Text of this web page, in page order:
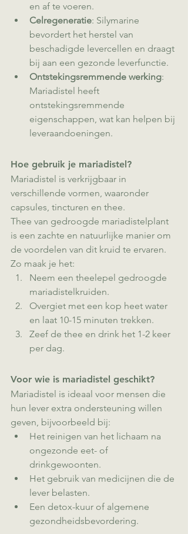
en af te voeren.
Celregeneratie: Silymarine
bevordert het herstel van
beschadigde levercellen en draagt
bij aan een gezonde leverfunctie.
Ontstekingsremmende werking:
Mariadistel heeft
ontstekingsremmende
eigenschappen, wat kan helpen bij
leveraandoeningen.
Hoe gebruik je mariadistel?
Mariadistel is verkrijgbaar in
verschillende vormen, waaronder
capsules, tincturen en thee.
Thee van gedroogde mariadistelplant
is een zachte en natuurlijke manier om
de voordelen van dit kruid te ervaren.
Zo maak je het:
Neem een theelepel gedroogde
mariadistelkruiden.
Overgiet met een kop heet water
en laat 10-15 minuten trekken.
Zeef de thee en drink het 1-2 keer
per dag.
Voor wie is mariadistel geschikt?
Mariadistel is ideaal voor mensen die
hun lever extra ondersteuning willen
geven, bijvoorbeeld bij:
Het reinigen van het lichaam na
ongezonde eet- of
drinkgewoonten.
Het gebruik van medicijnen die de
lever belasten.
Een detox-kuur of algemene
gezondheidsbevordering.